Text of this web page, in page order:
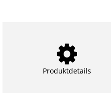
Produktdetails